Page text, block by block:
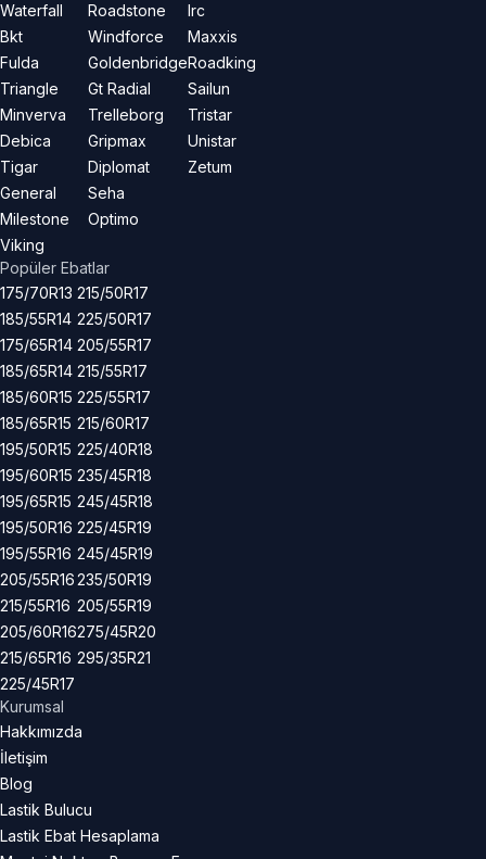
Waterfall
Bkt
Fulda
Triangle
Minverva
Debica
Tigar
General
Milestone
Viking
Roadstone
Windforce
Goldenbridge
Gt Radial
Trelleborg
Gripmax
Diplomat
Seha
Optimo
Irc
Maxxis
Roadking
Sailun
Tristar
Unistar
Zetum
Popüler Ebatlar
175/70R13
185/55R14
175/65R14
185/65R14
185/60R15
185/65R15
195/50R15
195/60R15
195/65R15
195/50R16
195/55R16
205/55R16
215/55R16
205/60R16
215/65R16
225/45R17
215/50R17
225/50R17
205/55R17
215/55R17
225/55R17
215/60R17
225/40R18
235/45R18
245/45R18
225/45R19
245/45R19
235/50R19
205/55R19
275/45R20
295/35R21
Kurumsal
Hakkımızda
İletişim
Blog
Lastik Bulucu
Lastik Ebat Hesaplama